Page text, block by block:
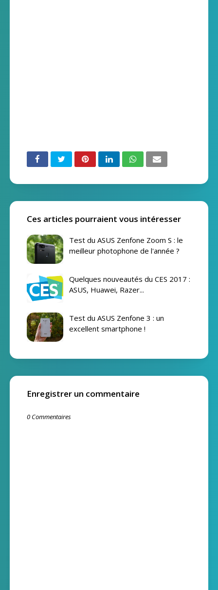
Ces articles pourraient vous intéresser
Test du ASUS Zenfone Zoom S : le
meilleur photophone de l'année ?
Quelques nouveautés du CES 2017 :
ASUS, Huawei, Razer...
Test du ASUS Zenfone 3 : un
excellent smartphone !
Enregistrer un commentaire
0 Commentaires